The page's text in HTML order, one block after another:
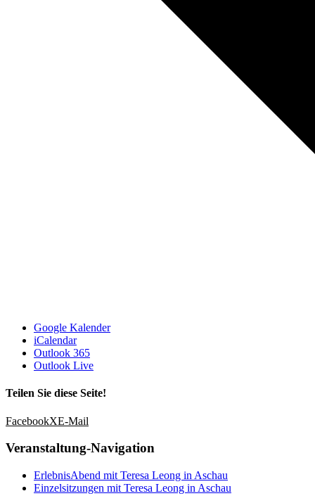
Google Kalender
iCalendar
Outlook 365
Outlook Live
Teilen Sie diese Seite!
FacebookXE-Mail
Veranstaltung-Navigation
ErlebnisAbend mit Teresa Leong in Aschau
Einzelsitzungen mit Teresa Leong in Aschau